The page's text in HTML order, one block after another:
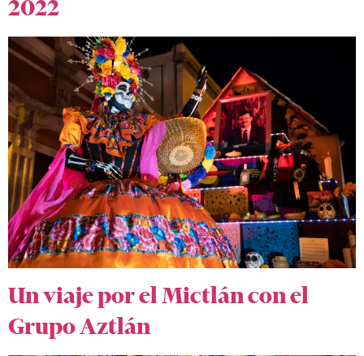
2022
Un viaje por el Mictlán con el
Grupo Aztlán